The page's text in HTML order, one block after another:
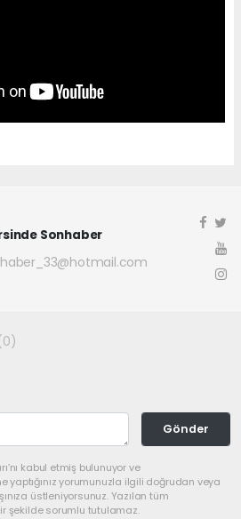
Sonhaber
Gönder
kabul etmiş bulunuyor ve
yorumunuzla ilgili doğrudan veya
üstleniyorsunuz. Yazılan tüm
şekilde sorumlu tutulamaz.